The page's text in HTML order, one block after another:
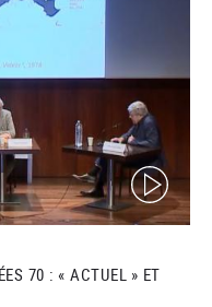
(video)
70 : « ACTUEL » ET